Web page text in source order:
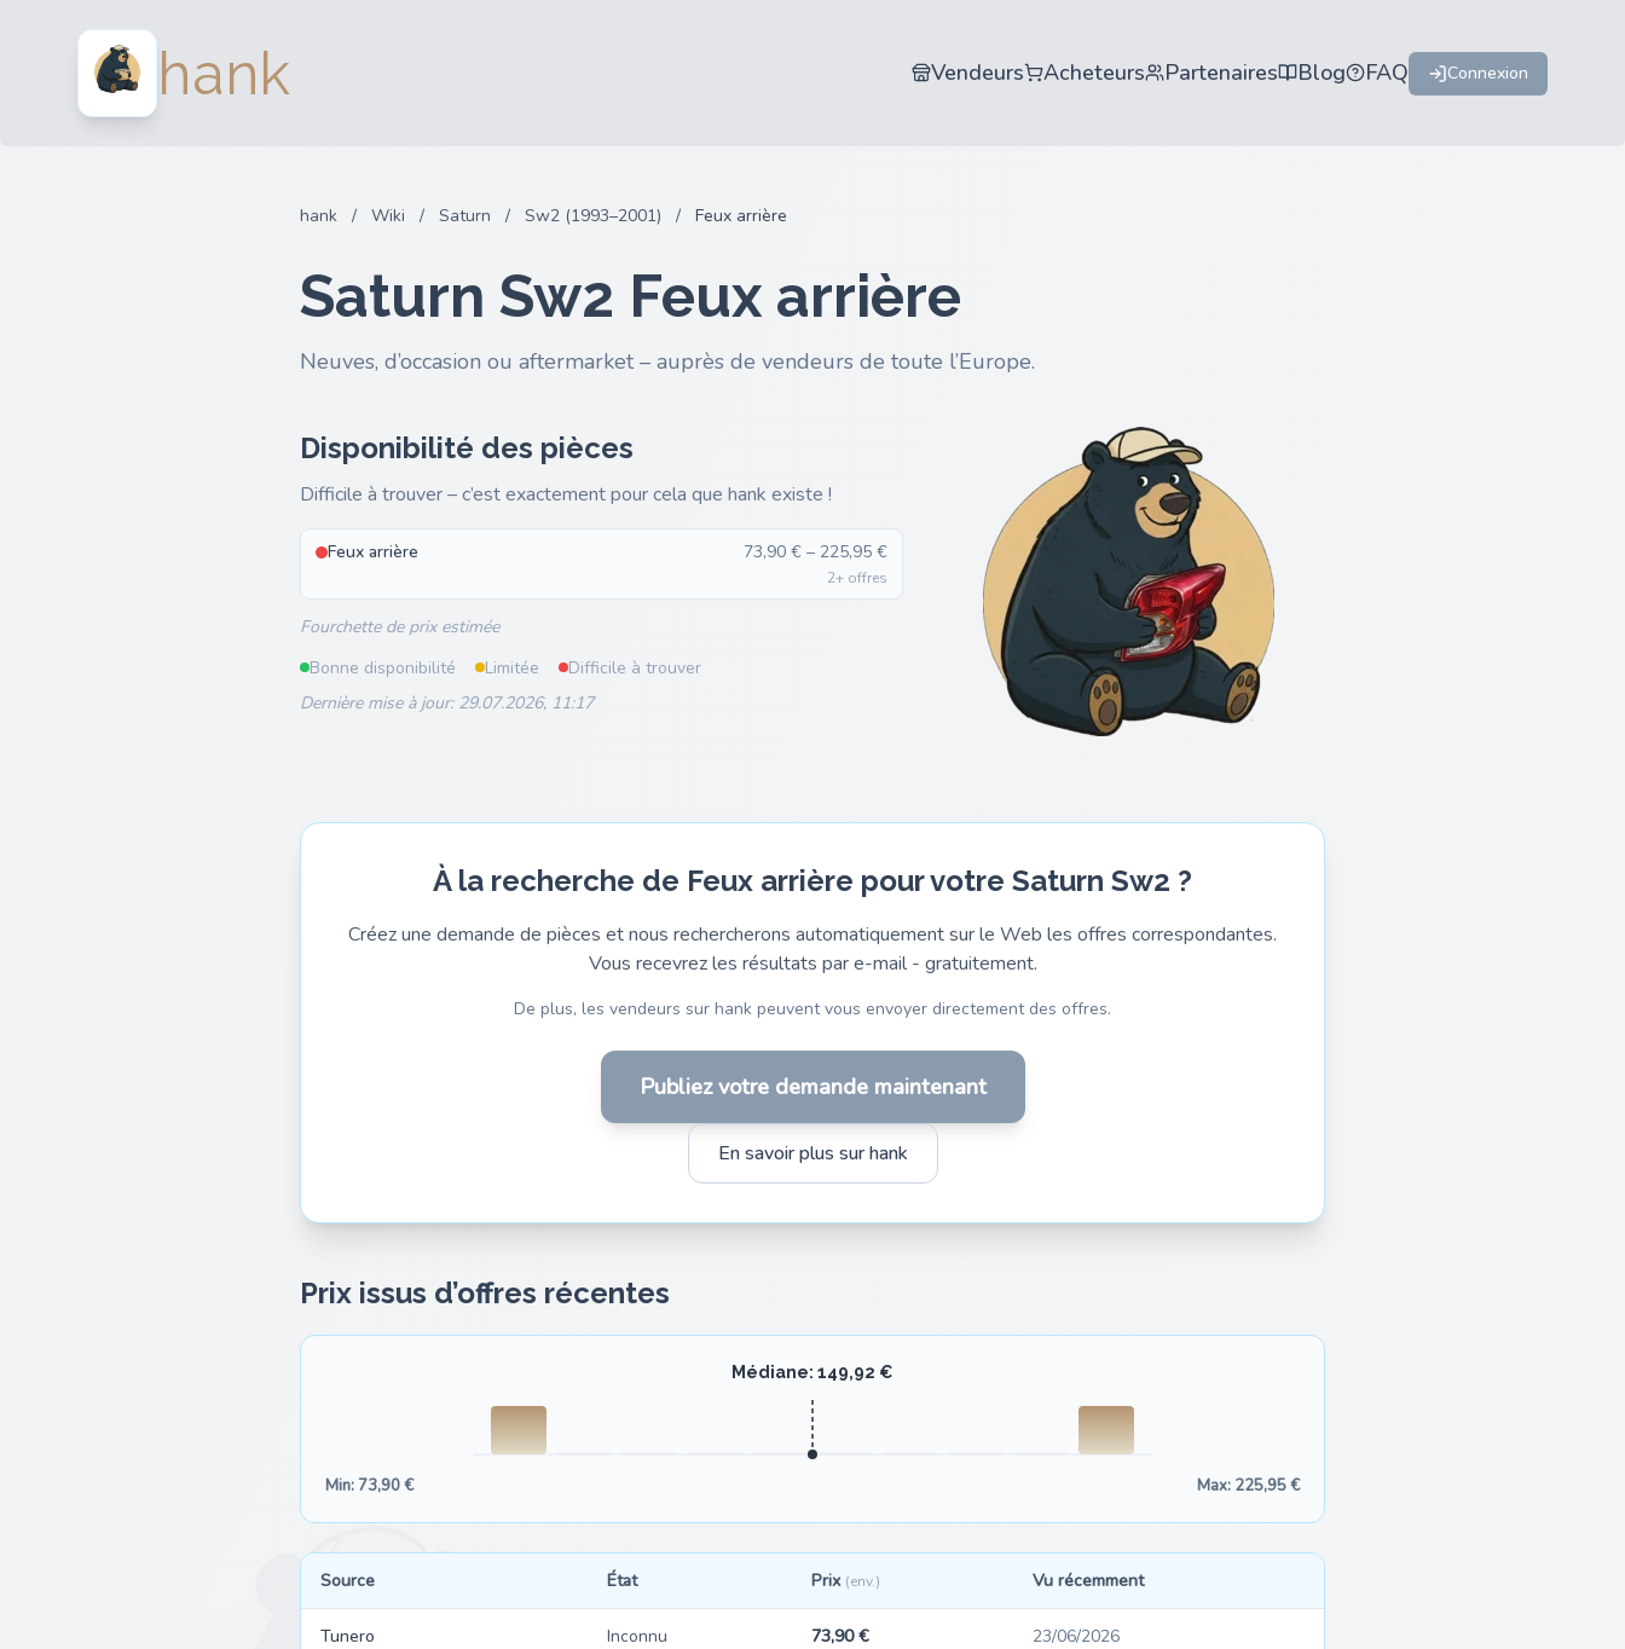
hank Vendeurs Acheteurs Partenaires Blog FAQ Connexion
hank / Wiki / Saturn / Sw2 (1993–2001) / Feux arrière
Saturn Sw2 Feux arrière
Neuves, d’occasion ou aftermarket – auprès de vendeurs de toute l’Europe.
Disponibilité des pièces
Difficile à trouver – c’est exactement pour cela que hank existe !
Feux arrière 73,90 € – 225,95 €
2+ offres
Fourchette de prix estimée
Bonne disponibilité
Limitée
Difficile à trouver
Dernière mise à jour: 29.07.2026, 11:17
À la recherche de Feux arrière pour votre Saturn Sw2 ?
Créez une demande de pièces et nous rechercherons automatiquement sur le Web les offres correspondantes.
Vous recevrez les résultats par e-mail - gratuitement.
De plus, les vendeurs sur hank peuvent vous envoyer directement des offres.
Publiez votre demande maintenant
En savoir plus sur hank
Prix issus d’offres récentes
Médiane: 149,92 €
Min: 73,90 € Max: 225,95 €
Source État Prix (env.) Vu récemment
Tunero Inconnu 73,90 € 23/06/2026